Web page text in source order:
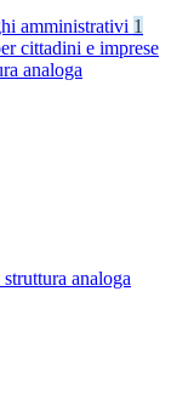
amministrativi 1
cittadini e imprese
analoga
analoga